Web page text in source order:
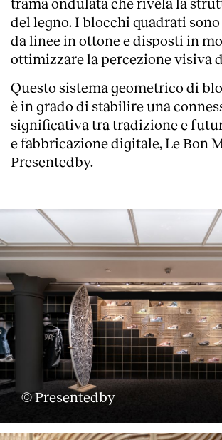
del legno. I blocchi quadrati
da linee in ottone e disposti in
ottimizzare la percezione visiva
Questo sistema geometrico di
è in grado di stabilire una
significativa tra tradizione e
e fabbricazione digitale, Le Bon
Presentedby.
© Presentedby